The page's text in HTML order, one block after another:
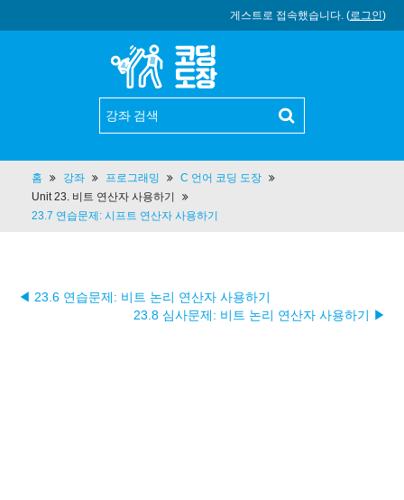
게스트로 접속했습니다. (로그인)
홈 강좌 프로그래밍
C 언어 코딩 도장
Unit 23. 비트 연산자 사용하기
23.7 연습문제: 시프트 연산자 사용하기
◀ 23.6 연습문제: 비트 논리 연산자 사용하기
23.8 심사문제: 비트 논리 연산자 사용하기 ▶︎